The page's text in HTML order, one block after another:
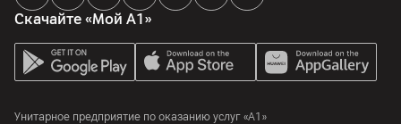
Скачайте «Мой А1»
Унитарное предприятие по оказанию услуг «А1»